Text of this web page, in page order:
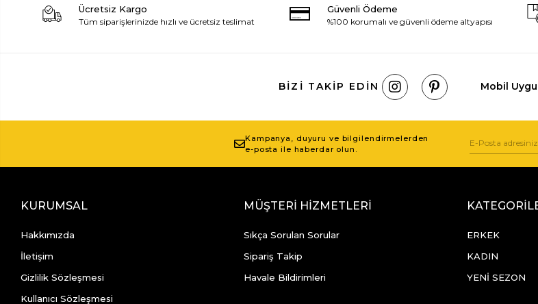
Ücretsiz Kargo
Tüm siparişlerinizde hızlı ve ücretsiz teslimat
Güvenli Ödeme
%100 korumalı ve güvenli ödeme altyapısı
BIZI TAKIP EDIN Mobil
Kampanya, duyuru ve bilgilendirmelerden
e-posta ile haberdar olun.
KURUMSAL
Hakkımızda
İletişim
Gizlilik Sözleşmesi
Kullanıcı Sözleşmesi
MÜŞTERİ HİZMETLERİ
Sıkça Sorulan Sorular
Sipariş Takip
Havale Bildirimleri
ERKEK
KADIN
YENİ SEZON